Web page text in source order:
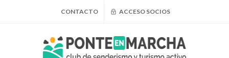
CONTACTO ACCESO SOCIOS